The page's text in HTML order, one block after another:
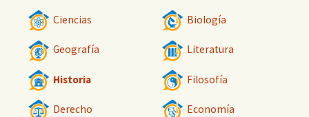
Ciencias Biología
Geografía Literatura
Historia Filosofía
Derecho Economía